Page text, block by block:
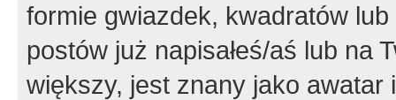
formie gwiazdek, kwadratów
postów już napisałeś/aś lub na
większy, jest znany jako